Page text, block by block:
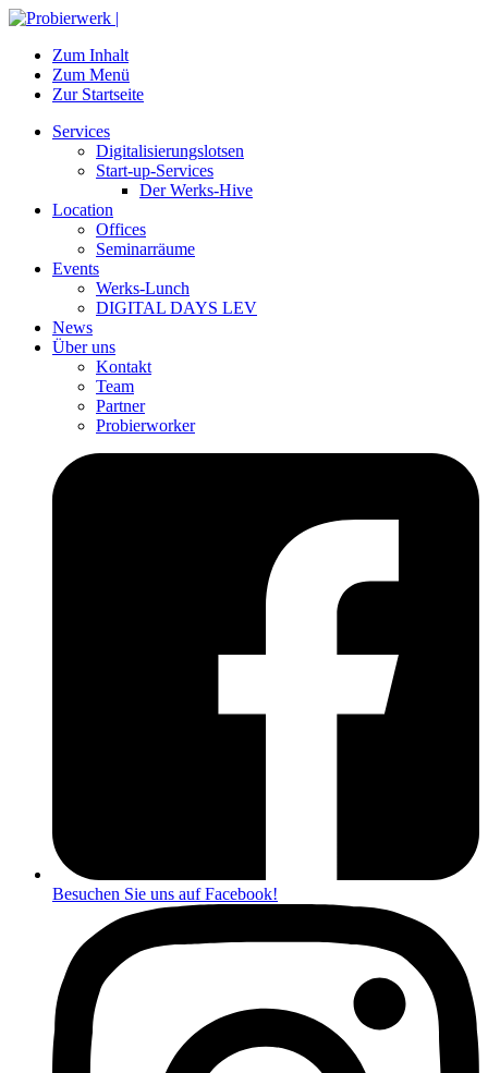
Zum Inhalt
Zum Menü
Zur Startseite
Services
Digitalisierungslotsen
Start-up-Services
Der Werks-Hive
Location
Offices
Seminarräume
Events
Werks-Lunch
DIGITAL DAYS LEV
News
Über uns
Kontakt
Team
Partner
Probierworker
Besuchen Sie uns auf Facebook!